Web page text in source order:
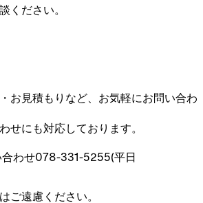
ください。
お見積もりなど、お気軽にお問い合わ
せにも対応しております。
わせ078-331-5255(平日
ご遠慮ください。